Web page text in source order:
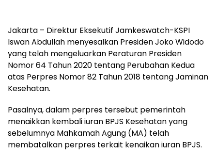
Jakarta – Direktur Eksekutif Jamkeswatch-KSPI
Iswan Abdullah menyesalkan Presiden Joko Widodo
yang telah mengeluarkan Peraturan Presiden
Nomor 64 Tahun 2020 tentang Perubahan Kedua
atas Perpres Nomor 82 Tahun 2018 tentang Jaminan
Kesehatan.
Pasalnya, dalam perpres tersebut pemerintah
menaikkan kembali iuran BPJS Kesehatan yang
sebelumnya Mahkamah Agung (MA) telah
membatalkan perpres terkait kenaikan iuran BPJS.